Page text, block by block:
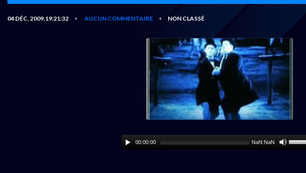
04 DÉC, 2009,19:21:32 • AUCUN COMMENTAIRE • NON CLASSÉ
00:00:00 NaN:NaN